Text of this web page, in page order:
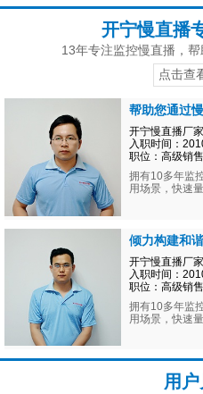
开宁慢直播
13年专注监控慢直播，
点击查
帮助您通过
开宁慢直播厂
入职时间：
职位：高级销
拥有10多年监
用场景，快速
倾力构建和
开宁慢直播厂
入职时间：
职位：高级销
拥有10多年监
用场景，快速
用